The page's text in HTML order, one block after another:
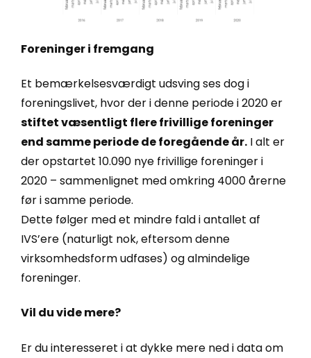
Foreninger i fremgang
Et bemærkelsesværdigt udsving ses dog i
foreningslivet, hvor der i denne periode i 2020 er
stiftet væsentligt flere frivillige foreninger
end samme periode de foregående år. I alt er
der opstartet 10.090 nye frivillige foreninger i
2020 – sammenlignet med omkring 4000 årerne
før i samme periode.
Dette følger med et mindre fald i antallet af
IVS’ere (naturligt nok, eftersom denne
virksomhedsform udfases) og almindelige
foreninger.
Vil du vide mere?
Er du interesseret i at dykke mere ned i data om